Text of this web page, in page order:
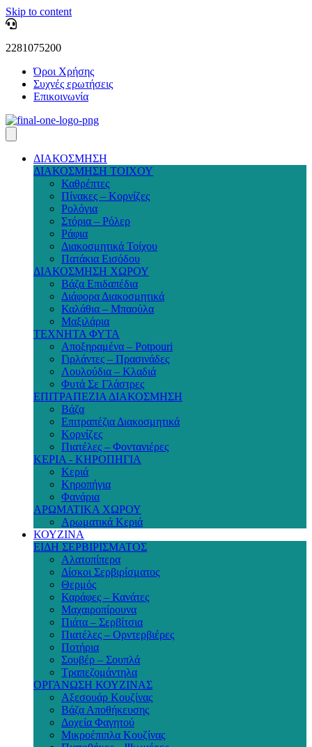
Skip to content
2281075200
Όροι Χρήσης
Συχνές ερωτήσεις
Επικοινωνία
ΔΙΑΚΟΣΜΗΣΗ
ΔΙΑΚΟΣΜΗΣΗ ΤΟΙΧΟΥ
Καθρέπτες
Πίνακες – Κορνίζες
Ρολόγια
Στόρια – Ρόλερ
Ράφια
Διακοσμητικά Τοίχου
Πατάκια Εισόδου
ΔΙΑΚΟΣΜΗΣΗ ΧΩΡΟΥ
Βάζα Επιδαπέδια
Διάφορα Διακοσμητικά
Καλάθια – Μπαούλα
Μαξιλάρια
ΤΕΧΝΗΤΑ ΦΥΤΑ
Αποξηραμένα – Potpouri
Γιρλάντες – Πρασινάδες
Λουλούδια – Κλαδιά
Φυτά Σε Γλάστρες
ΕΠΙΤΡΑΠΕΖΙΑ ΔΙΑΚΟΣΜΗΣΗ
Βάζα
Επιτραπέζια Διακοσμητικά
Κορνίζες
Πιατέλες – Φοντανιέρες
ΚΕΡΙΑ - ΚΗΡΟΠΗΓΙΑ
Κεριά
Κηροπήγια
Φανάρια
ΑΡΩΜΑΤΙΚΑ ΧΩΡΟΥ
Αρωματικά Κεριά
ΚΟΥΖΙΝΑ
ΕΙΔΗ ΣΕΡΒΙΡΙΣΜΑΤΟΣ
Αλατοπίπερα
Δίσκοι Σερβιρίσματος
Θερμός
Καράφες – Κανάτες
Μαχαιροπίρουνα
Πιάτα – Σερβίτσια
Πιατέλες – Ορντερβιέρες
Ποτήρια
Σουβέρ – Σουπλά
Τραπεζομάντηλα
ΟΡΓΑΝΩΣΗ ΚΟΥΖΙΝΑΣ
Αξεσουάρ Κουζίνας
Βάζα Αποθήκευσης
Δοχεία Φαγητού
Μικροέπιπλα Κουζίνας